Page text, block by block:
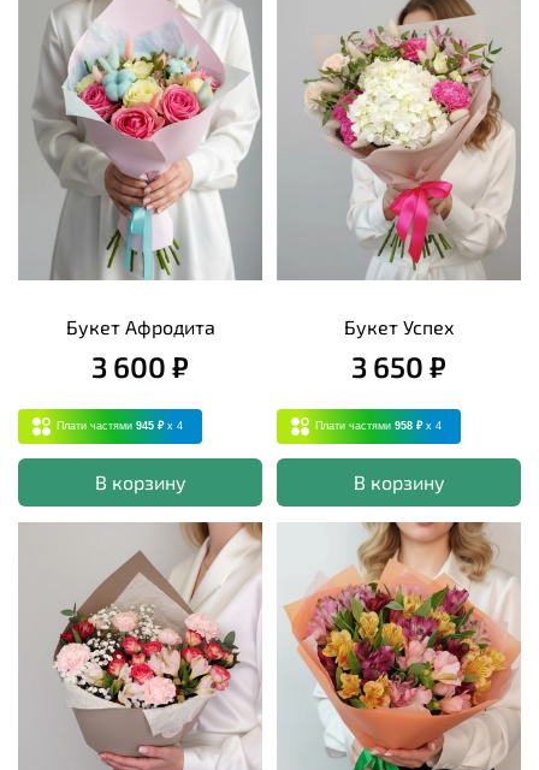
Букет Афродита
3 600 ₽
Плати частями 945 ₽ x 4
В корзину
Букет Успех
3 650 ₽
Плати частями 958 ₽ x 4
В корзину